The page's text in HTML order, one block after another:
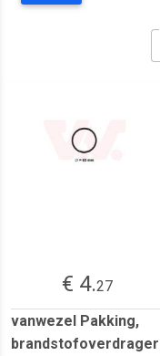
€ 4.27
vanwezel Pakking,
brandstofoverdrager